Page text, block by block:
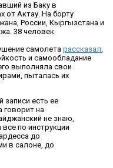
из Баку в
от Актау. На борту
России, Кыргызстана и
38 человек
самолета рассказал,
и самообладание
выполняла свои
пыталась их
есть ее
говорит на
не знаю,
по инструкции
до
в салоне, до